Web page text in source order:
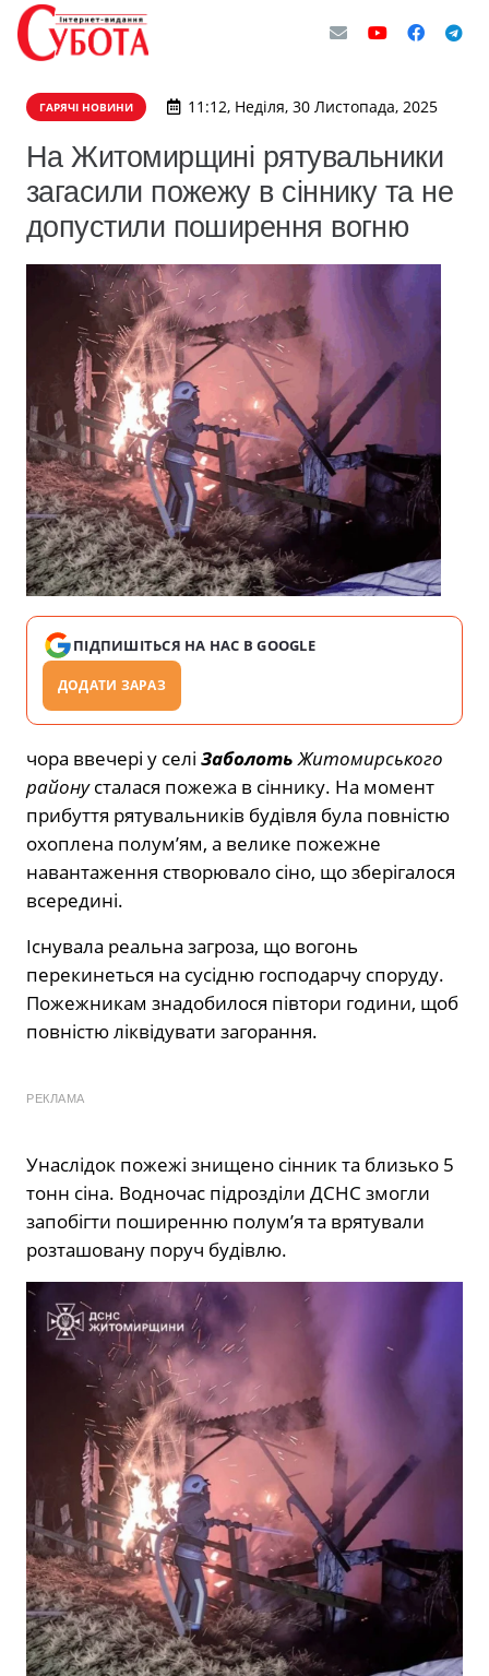
ГАРЯЧІ НОВИНИ 11:12, Неділя, 30 Листопада, 2025
На Житомирщині рятувальники
загасили пожежу в сіннику та не
допустили поширення вогню
ПІДПИШІТЬСЯ НА НАС В GOOGLE
ДОДАТИ ЗАРАЗ
чора ввечері у селі Заболоть Житомирського
районусталася пожежа в сіннику. На момент
прибуття рятувальників будівля була повністю
охоплена полум’ям, а велике пожежне
навантаження створювало сіно, що зберігалося
всередині.
Існувала реальна загроза, що вогонь
перекинеться на сусідню господарчу споруду.
Пожежникам знадобилося півтори години, щоб
повністю ліквідувати загорання.
РЕКЛАМА
Унаслідок пожежі знищено сінник та близько 5
тонн сіна. Водночас підрозділи ДСНС змогли
запобігти поширенню полум’я та врятували
розташовану поруч будівлю.